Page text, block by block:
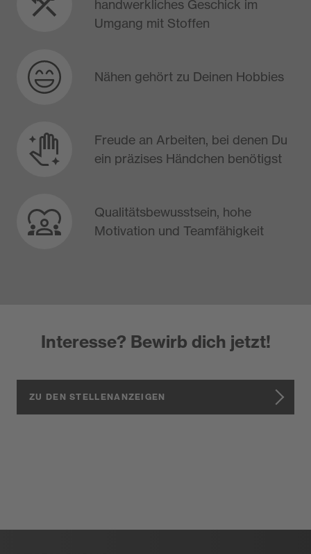
handwerkliches Geschick im
Umgang mit Stoffen​
Nähen gehört zu Deinen Hobbies​
Freude an Arbeiten, bei denen Du
ein präzises Händchen benötigst​
Qualitätsbewusstsein, hohe
Motivation und Teamfähigkeit
Interesse? Bewirb dich jetzt!
ZU DEN STELLENANZEIGEN